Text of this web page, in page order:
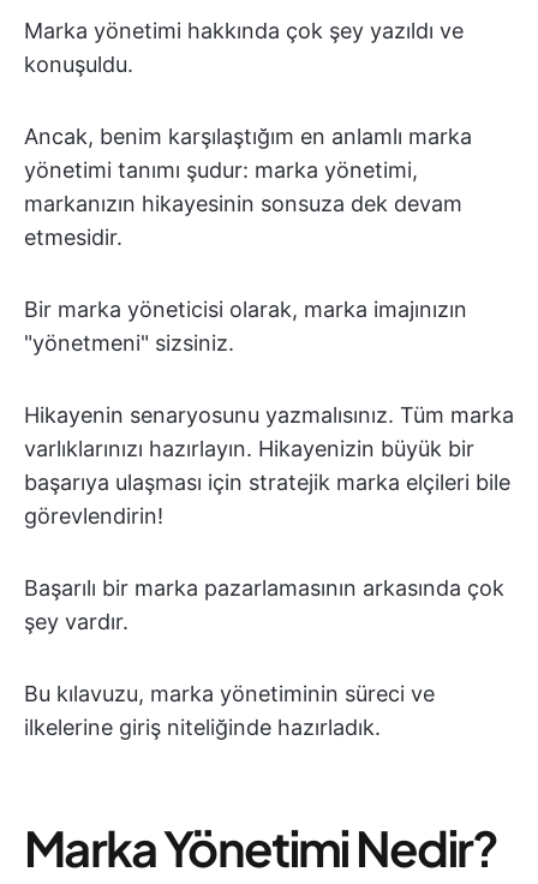
Marka yönetimi hakkında çok şey yazıldı ve
konuşuldu.
Ancak, benim karşılaştığım en anlamlı marka
yönetimi tanımı şudur: marka yönetimi,
markanızın hikayesinin sonsuza dek devam
etmesidir.
Bir marka yöneticisi olarak, marka imajınızın
"yönetmeni" sizsiniz.
Hikayenin senaryosunu yazmalısınız. Tüm marka
varlıklarınızı hazırlayın. Hikayenizin büyük bir
başarıya ulaşması için stratejik marka elçileri bile
görevlendirin!
Başarılı bir marka pazarlamasının arkasında çok
şey vardır.
Bu kılavuzu, marka yönetiminin süreci ve
ilkelerine giriş niteliğinde hazırladık.
Marka Yönetimi Nedir?